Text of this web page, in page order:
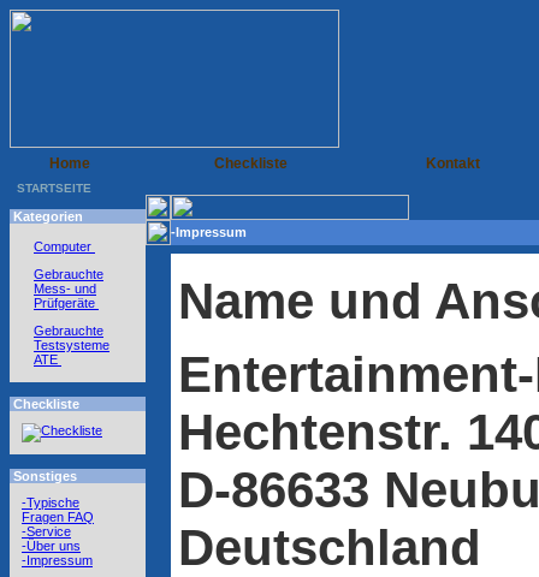
Home Checkliste Kontakt
STARTSEITE
Kategorien
Computer
Gebrauchte
Mess- und
Prüfgeräte
Gebrauchte
Testsysteme
ATE
Checkliste
Sonstiges
-Typische
Fragen FAQ
-Service
-Über uns
-Impressum
-Impressum
Name und
Hechtenstr.
D-86633
Deutschland